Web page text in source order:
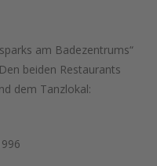
am Badezentrums“
beiden Restaurants
dem Tanzlokal: